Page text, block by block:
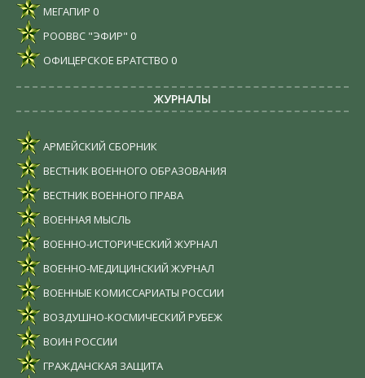
МЕГАПИР 0
РООВВС "ЭФИР" 0
ОФИЦЕРСКОЕ БРАТСТВО 0
ЖУРНАЛЫ
АРМЕЙСКИЙ СБОРНИК
ВЕСТНИК ВОЕННОГО ОБРАЗОВАНИЯ
ВЕСТНИК ВОЕННОГО ПРАВА
ВОЕННАЯ МЫСЛЬ
ВОЕННО-ИСТОРИЧЕСКИЙ ЖУРНАЛ
ВОЕННО-МЕДИЦИНСКИЙ ЖУРНАЛ
ВОЕННЫЕ КОМИССАРИАТЫ РОССИИ
ВОЗДУШНО-КОСМИЧЕСКИЙ РУБЕЖ
ВОИН РОССИИ
ГРАЖДАНСКАЯ ЗАЩИТА